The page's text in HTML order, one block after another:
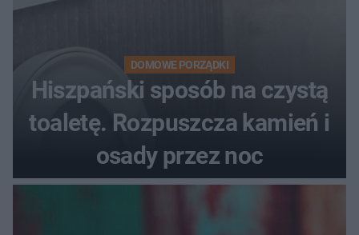
DOMOWE PORZĄDKI
Hiszpański sposób na czystą
toaletę. Rozpuszcza kamień i
osady przez noc